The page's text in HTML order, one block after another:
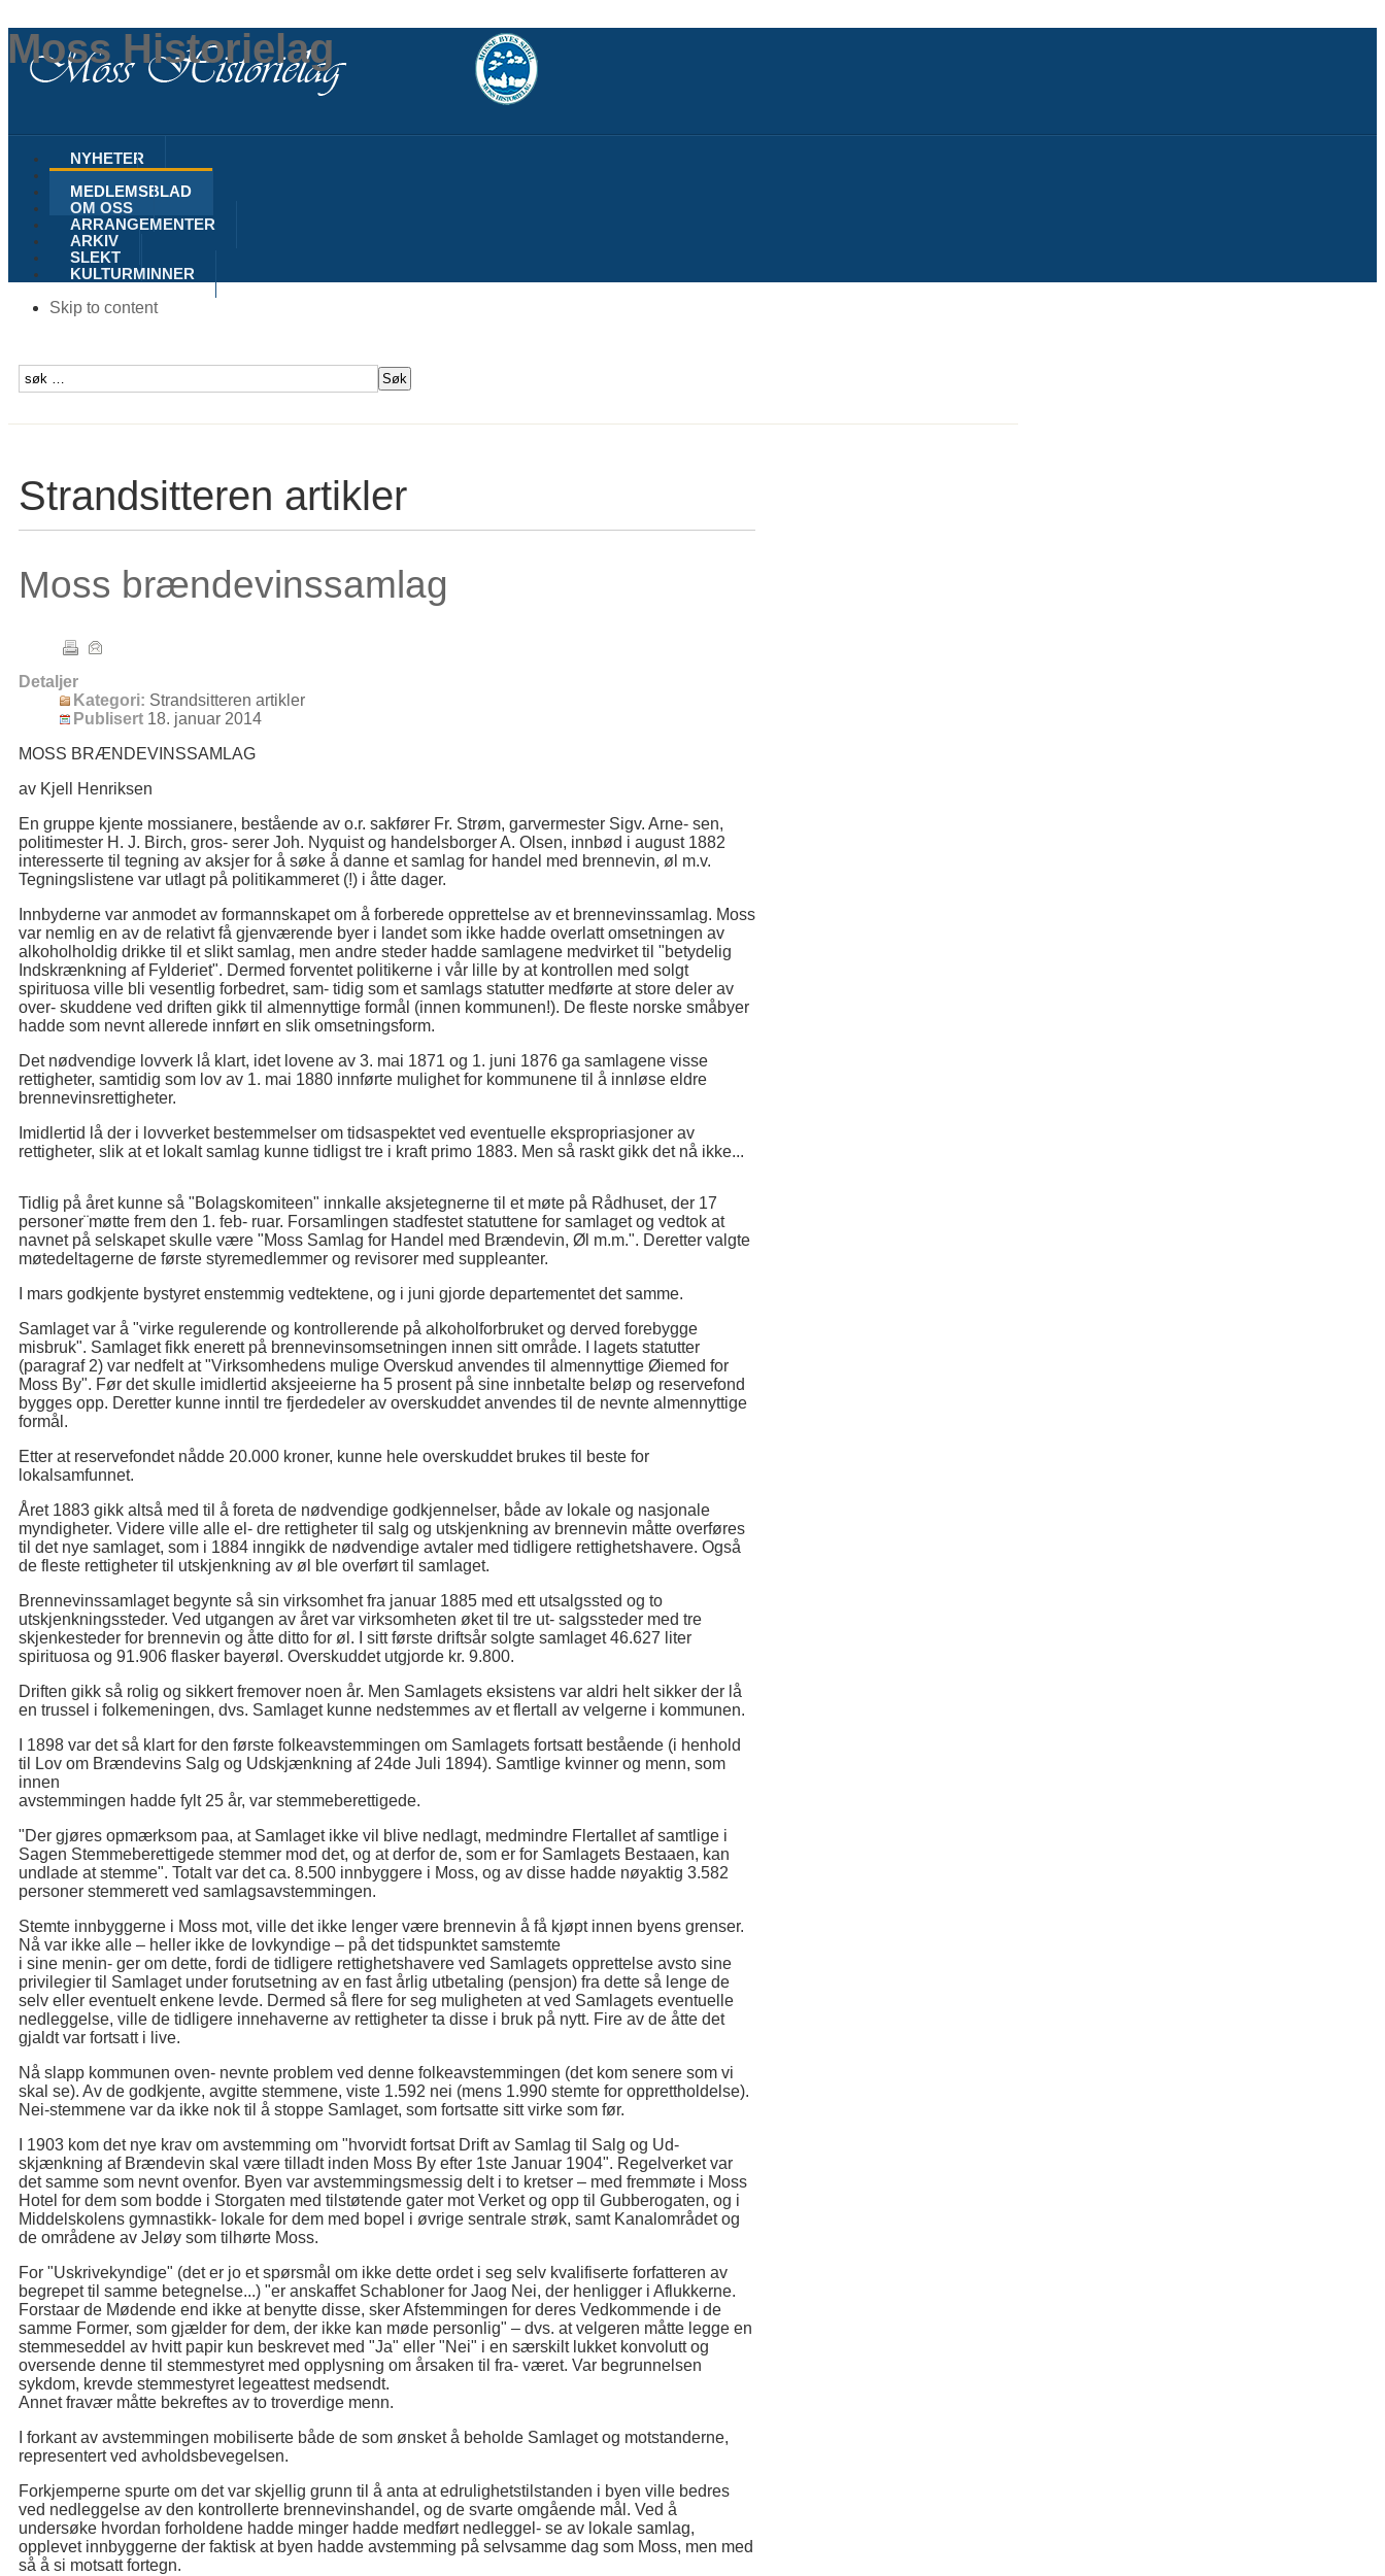
Moss Historielag
NYHETER
MOSS
MEDLEMSBLAD
OM OSS
ARRANGEMENTER
ARKIV
SLEKT
KULTURMINNER
Skip to content
Strandsitteren artikler
Moss brændevinssamlag
Detaljer
Kategori: Strandsitteren artikler
Publisert 18. januar 2014
MOSS BRÆNDEVINSSAMLAG
av Kjell Henriksen
En gruppe kjente mossianere, bestående av o.r. sakfører Fr. Strøm, garvermester Sigv. Arne- sen,
politimester H. J. Birch, gros- serer Joh. Nyquist og handelsborger A. Olsen, innbød i august 1882
interesserte til tegning av aksjer for å søke å danne et samlag for handel med brennevin, øl m.v.
Tegningslistene var utlagt på politikammeret (!) i åtte dager.
Innbyderne var anmodet av formannskapet om å forberede opprettelse av et brennevinssamlag. Moss
var nemlig en av de relativt få gjenværende byer i landet som ikke hadde overlatt omsetningen av
alkoholholdig drikke til et slikt samlag, men andre steder hadde samlagene medvirket til "betydelig
Indskrænkning af Fylderiet". Dermed forventet politikerne i vår lille by at kontrollen med solgt
spirituosa ville bli vesentlig forbedret, sam- tidig som et samlags statutter medførte at store deler av
over- skuddene ved driften gikk til almennyttige formål (innen kommunen!). De fleste norske småbyer
hadde som nevnt allerede innført en slik omsetningsform.
Det nødvendige lovverk lå klart, idet lovene av 3. mai 1871 og 1. juni 1876 ga samlagene visse
rettigheter, samtidig som lov av 1. mai 1880 innførte mulighet for kommunene til å innløse eldre
brennevinsrettigheter.
Imidlertid lå der i lovverket bestemmelser om tidsaspektet ved eventuelle ekspropriasjoner av
rettigheter, slik at et lokalt samlag kunne tidligst tre i kraft primo 1883. Men så raskt gikk det nå ikke...
Tidlig på året kunne så "Bolagskomiteen" innkalle aksjetegnerne til et møte på Rådhuset, der 17
personer¨møtte frem den 1. feb- ruar. Forsamlingen stadfestet statuttene for samlaget og vedtok at
navnet på selskapet skulle være "Moss Samlag for Handel med Brændevin, Øl m.m.". Deretter valgte
møtedeltagerne de første styremedlemmer og revisorer med suppleanter.
I mars godkjente bystyret enstemmig vedtektene, og i juni gjorde departementet det samme.
Samlaget var å "virke regulerende og kontrollerende på alkoholforbruket og derved forebygge
misbruk". Samlaget fikk enerett på brennevinsomsetningen innen sitt område. I lagets statutter
(paragraf 2) var nedfelt at "Virksomhedens mulige Overskud anvendes til almennyttige Øiemed for
Moss By". Før det skulle imidlertid aksjeeierne ha 5 prosent på sine innbetalte beløp og reservefond
bygges opp. Deretter kunne inntil tre fjerdedeler av overskuddet anvendes til de nevnte almennyttige
formål.
Etter at reservefondet nådde 20.000 kroner, kunne hele overskuddet brukes til beste for
lokalsamfunnet.
Året 1883 gikk altså med til å foreta de nødvendige godkjennelser, både av lokale og nasjonale
myndigheter. Videre ville alle el- dre rettigheter til salg og utskjenkning av brennevin måtte overføres
til det nye samlaget, som i 1884 inngikk de nødvendige avtaler med tidligere rettighetshavere. Også
de fleste rettigheter til utskjenkning av øl ble overført til samlaget.
Brennevinssamlaget begynte så sin virksomhet fra januar 1885 med ett utsalgssted og to
utskjenkningssteder. Ved utgangen av året var virksomheten øket til tre ut- salgssteder med tre
skjenkesteder for brennevin og åtte ditto for øl. I sitt første driftsår solgte samlaget 46.627 liter
spirituosa og 91.906 flasker bayerøl. Overskuddet utgjorde kr. 9.800.
Driften gikk så rolig og sikkert fremover noen år. Men Samlagets eksistens var aldri helt sikker der lå
en trussel i folkemeningen, dvs. Samlaget kunne nedstemmes av et flertall av velgerne i kommunen.
I 1898 var det så klart for den første folkeavstemmingen om Samlagets fortsatt bestående (i henhold
til Lov om Brændevins Salg og Udskjænkning af 24de Juli 1894). Samtlige kvinner og menn, som
innen
avstemmingen hadde fylt 25 år, var stemmeberettigede.
"Der gjøres opmærksom paa, at Samlaget ikke vil blive nedlagt, medmindre Flertallet af samtlige i
Sagen Stemmeberettigede stemmer mod det, og at derfor de, som er for Samlagets Bestaaen, kan
undlade at stemme". Totalt var det ca. 8.500 innbyggere i Moss, og av disse hadde nøyaktig 3.582
personer stemmerett ved samlagsavstemmingen.
Stemte innbyggerne i Moss mot, ville det ikke lenger være brennevin å få kjøpt innen byens grenser.
Nå var ikke alle – heller ikke de lovkyndige – på det tidspunktet samstemte
i sine menin- ger om dette, fordi de tidligere rettighetshavere ved Samlagets opprettelse avsto sine
privilegier til Samlaget under forutsetning av en fast årlig utbetaling (pensjon) fra dette så lenge de
selv eller eventuelt enkene levde. Dermed så flere for seg muligheten at ved Samlagets eventuelle
nedleggelse, ville de tidligere innehaverne av rettigheter ta disse i bruk på nytt. Fire av de åtte det
gjaldt var fortsatt i live.
Nå slapp kommunen oven- nevnte problem ved denne folkeavstemmingen (det kom senere som vi
skal se). Av de godkjente, avgitte stemmene, viste 1.592 nei (mens 1.990 stemte for opprettholdelse).
Nei-stemmene var da ikke nok til å stoppe Samlaget, som fortsatte sitt virke som før.
I 1903 kom det nye krav om avstemming om "hvorvidt fortsat Drift av Samlag til Salg og Ud-
skjænkning af Brændevin skal være tilladt inden Moss By efter 1ste Januar 1904". Regelverket var
det samme som nevnt ovenfor. Byen var avstemmingsmessig delt i to kretser – med fremmøte i Moss
Hotel for dem som bodde i Storgaten med tilstøtende gater mot Verket og opp til Gubberogaten, og i
Middelskolens gymnastikk- lokale for dem med bopel i øvrige sentrale strøk, samt Kanalområdet og
de områdene av Jeløy som tilhørte Moss.
For "Uskrivekyndige" (det er jo et spørsmål om ikke dette ordet i seg selv kvalifiserte forfatteren av
begrepet til samme betegnelse...) "er anskaffet Schabloner for Jaog Nei, der henligger i Aflukkerne.
Forstaar de Mødende end ikke at benytte disse, sker Afstemmingen for deres Vedkommende i de
samme Former, som gjælder for dem, der ikke kan møde personlig" – dvs. at velgeren måtte legge en
stemmeseddel av hvitt papir kun beskrevet med "Ja" eller "Nei" i en særskilt lukket konvolutt og
oversende denne til stemmestyret med opplysning om årsaken til fra- været. Var begrunnelsen
sykdom, krevde stemmestyret legeattest medsendt.
Annet fravær måtte bekreftes av to troverdige menn.
I forkant av avstemmingen mobiliserte både de som ønsket å beholde Samlaget og motstanderne,
representert ved avholdsbevegelsen.
Forkjemperne spurte om det var skjellig grunn til å anta at edrulighetstilstanden i byen ville bedres
ved nedleggelse av den kontrollerte brennevinshandel, og de svarte omgående mål. Ved å
undersøke hvordan forholdene hadde minger hadde medført nedleggel- se av lokale samlag,
opplevet innbyggerne der faktisk at byen hadde avstemming på selvsamme dag som Moss, men med
så å si motsatt fortegn.